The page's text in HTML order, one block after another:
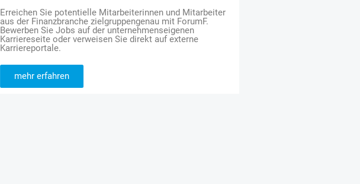
Erreichen Sie potentielle Mitarbeiterinnen und Mitarbeiter
aus der Finanzbranche zielgruppengenau mit ForumF.
Bewerben Sie Jobs auf der unternehmenseigenen
Karriereseite oder verweisen Sie direkt auf externe
Karriereportale.
mehr erfahren